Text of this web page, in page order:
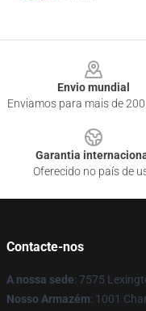
Envio mundial
Enviamos para mais de
Garantia
Oferecido no país de
Contacte-nos
A nossa sede: 7575
Nosso Armazém: 1001